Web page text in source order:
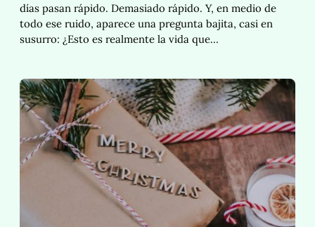
días pasan rápido. Demasiado rápido. Y, en medio de
todo ese ruido, aparece una pregunta bajita, casi en
susurro: ¿Esto es realmente la vida que…